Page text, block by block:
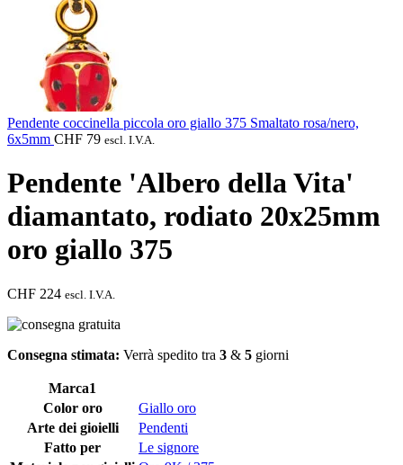
Pendente coccinella piccola oro giallo 375 Smaltato rosa/nero,
6x5mm CHF 79 escl. I.V.A.
Pendente 'Albero della Vita'
diamantato, rodiato 20x25mm
oro giallo 375
CHF 224 escl. I.V.A.
Consegna stimata: Verrà spedito tra 3 & 5 giorni
Marca1
Color oro
Giallo oro
Arte dei gioielli
Pendenti
Fatto per
Le signore